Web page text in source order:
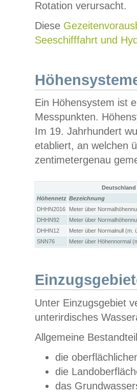
Rotation verursacht.
Diese
Seeschifffahrt und
Ein Höhensystem ist
Messpunkten.
Im 19. Jahrhundert
etabliert, an welchen
zentimetergenau
Höhennetz Bezeichnung
DHHN2016
Meter über
DHHN92
Meter über
DHHN12
Meter über Normalnull (m.
SNN76
Meter über Höhennormal
Unter Einzugsgebiet
unterirdisches
Allgemeine
die
die
das